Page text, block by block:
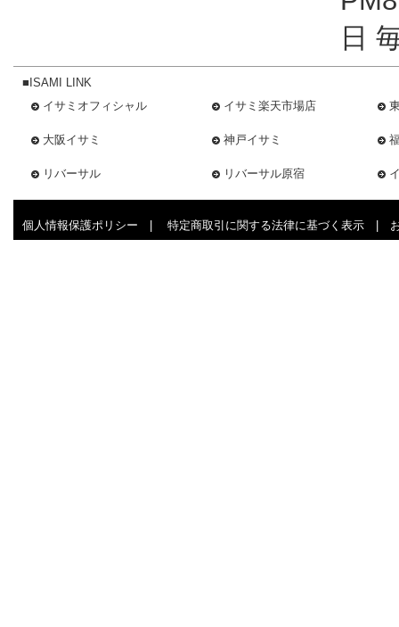
日
■ISAMI LINK
イサミオフィシャル
イサミ楽天市場店
大阪イサミ 神戸イサミ
リバーサル リバーサル原宿
個人情報保護ポリシー 特定商取引に関する法律に基づく表示